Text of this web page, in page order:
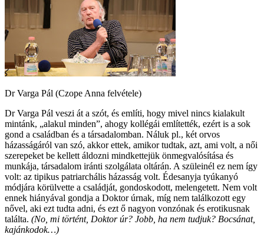
Dr Varga Pál (Czope Anna felvétele)
Dr Varga Pál veszi át a szót, és említi, hogy mivel nincs kialakult
mintánk, „alakul minden”, ahogy kollégái említették, ezért is a sok
gond a családban és a társadalomban. Náluk pl., két orvos
házasságáról van szó, akkor ettek, amikor tudtak, azt, ami volt, a női
szerepeket be kellett áldozni mindkettejük önmegvalósítása és
munkája, társadalom iránti szolgálata oltárán. A szüleinél ez nem így
volt: az tipikus patriarchális házasság volt. Édesanyja tyúkanyó
módjára körülvette a családját, gondoskodott, melengetett. Nem volt
ennek hiányával gondja a Doktor úrnak, míg nem találkozott egy
nővel, aki ezt tudta adni, és ezt ő nagyon vonzónak és erotikusnak
találta. (No, mi történt, Doktor úr? Jobb, ha nem tudjuk? Bocsánat,
kajánkodok…)